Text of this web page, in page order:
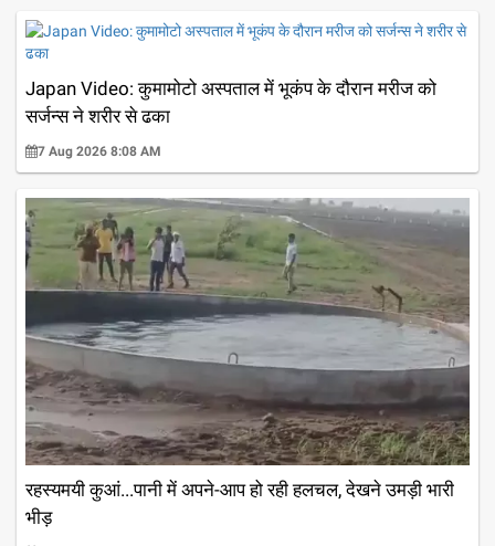
Japan Video: कुमामोटो अस्पताल में भूकंप के दौरान मरीज को
सर्जन्स ने शरीर से ढका
7 Aug 2026 8:08 AM
रहस्यमयी कुआं...पानी में अपने-आप हो रही हलचल, देखने उमड़ी भारी
भीड़